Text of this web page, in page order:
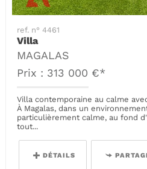
ref. n° 4461
Villa
MAGALAS
Prix : 313 000 €*
Villa contemporaine au calme
À Magalas, dans un
particulièrement calme, au fond
tout...
DÉTAILS